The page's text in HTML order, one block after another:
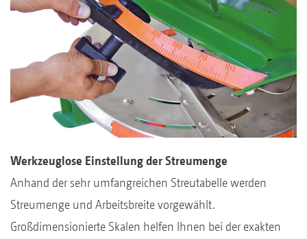
Werkzeuglose Einstellung der Streumenge
Anhand der sehr umfangreichen Streutabelle werden
Streumenge und Arbeitsbreite vorgewählt.
Großdimensionierte Skalen helfen Ihnen bei der exakten